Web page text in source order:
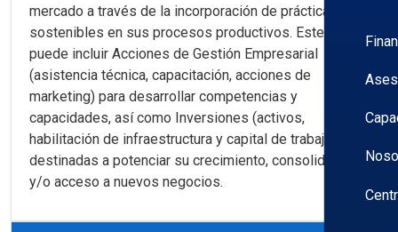
mercado a través de la incorporación de prácticas
sostenibles en sus procesos productivos. Este plan
puede incluir Acciones de Gestión Empresarial
(asistencia técnica, capacitación, acciones de
marketing) para desarrollar competencias y
capacidades, así como Inversiones (activos,
habilitación de infraestructura y capital de trabajo)
destinadas a potenciar su crecimiento, consolidación
y/o acceso a nuevos negocios.